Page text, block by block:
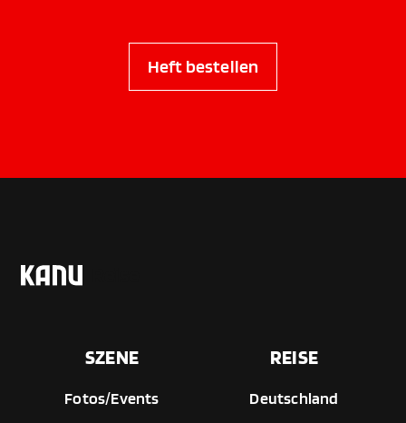
Heft bestellen
SZENE
Fotos/Events
REISE
Deutschland